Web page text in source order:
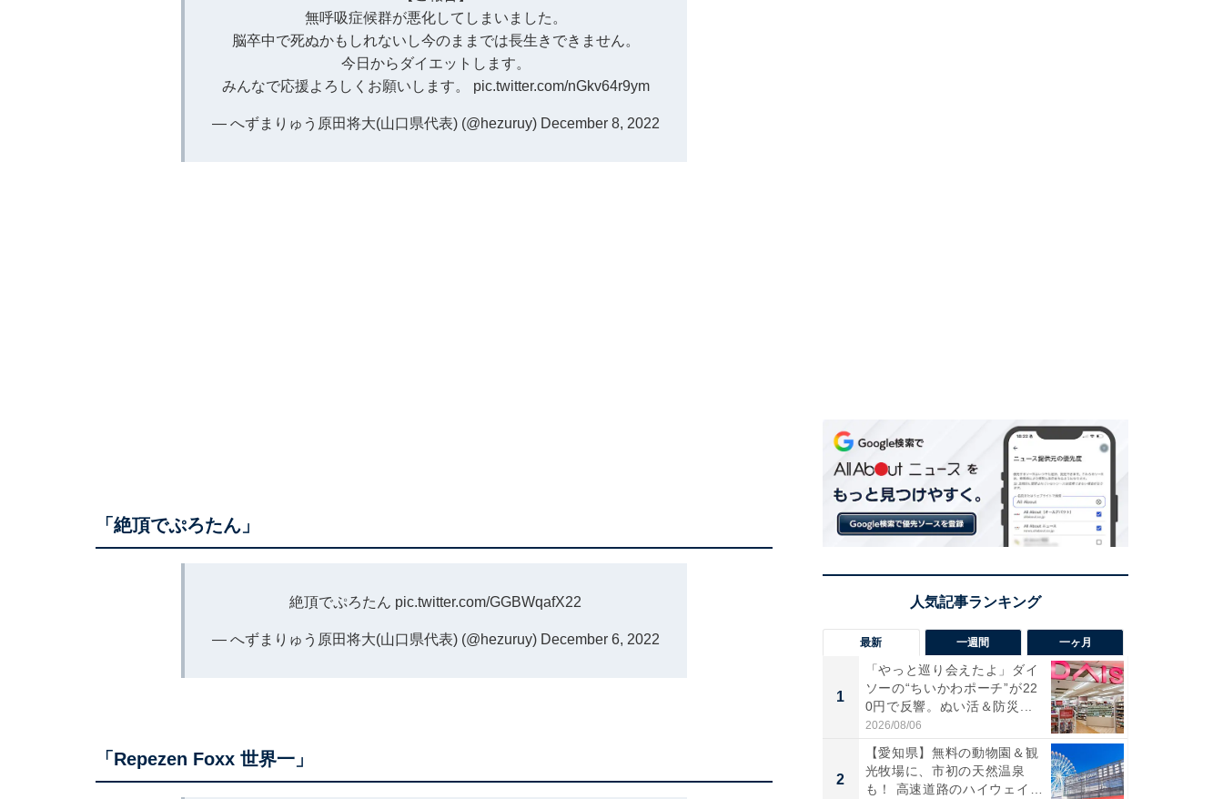
無呼吸症候群が悪化してしまいました。
脳卒中で死ぬかもしれないし今のままでは長生きできません。
今日からダイエットします。
みんなで応援よろしくお願いします。 pic.twitter.com/nGkv64r9ym
— へずまりゅう原田将大(山口県代表) (@hezuruy) December 8, 2022
「絶頂でぷろたん」
絶頂でぷろたん pic.twitter.com/GGBWqafX22
— へずまりゅう原田将大(山口県代表) (@hezuruy) December 6, 2022
「Repezen Foxx 世界一」
最新 一週間 一ヶ月
1
「やっと巡り会えたよ」ダイ
ソーの“ちいかわポーチ”が22
0円で反響。ぬい活＆防災...
2026/08/06
2
【愛知県】無料の動物園＆観
光牧場に、市初の天然温泉
も！ 高速道路のハイウェイオ